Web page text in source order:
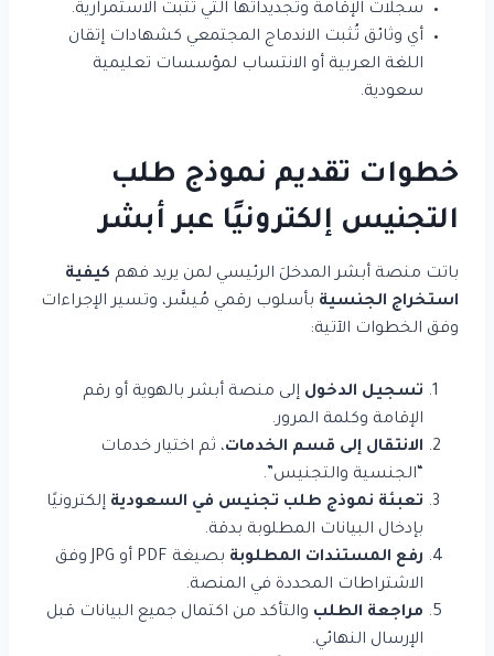
سجلات الإقامة وتجديداتها التي تُثبت الاستمرارية.
أي وثائق تُثبت الاندماج المجتمعي كشهادات إتقان
اللغة العربية أو الانتساب لمؤسسات تعليمية
سعودية.
خطوات تقديم نموذج طلب
التجنيس إلكترونيًا عبر أبشر
باتت منصة أبشر المدخلَ الرئيسي لمن يريد فهم كيفية
استخراج الجنسية بأسلوب رقمي مُيسَّر، وتسير الإجراءات
وفق الخطوات الآتية:
تسجيل الدخول إلى منصة أبشر بالهوية أو رقم
الإقامة وكلمة المرور.
الانتقال إلى قسم الخدمات، ثم اختيار خدمات
“الجنسية والتجنيس”.
تعبئة نموذج طلب تجنيس في السعودية إلكترونيًا
بإدخال البيانات المطلوبة بدقة.
رفع المستندات المطلوبة
بصيغة PDF أو JPG وفق
الاشتراطات المحددة في المنصة.
مراجعة الطلب والتأكد من اكتمال جميع البيانات قبل
الإرسال النهائي.